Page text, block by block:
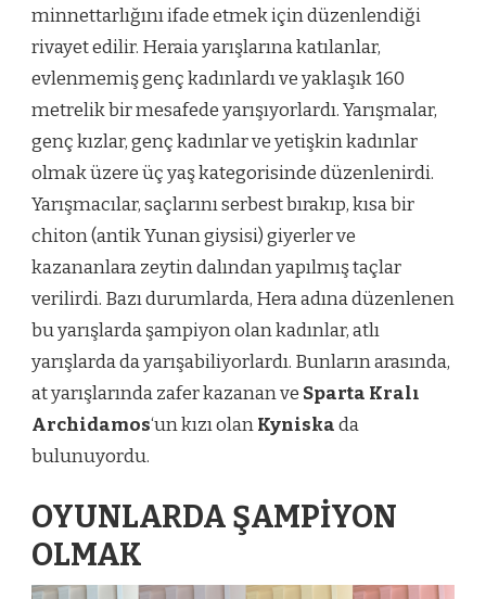
minnettarlığını ifade etmek için düzenlendiği
rivayet edilir. Heraia yarışlarına katılanlar,
evlenmemiş genç kadınlardı ve yaklaşık 160
metrelik bir mesafede yarışıyorlardı. Yarışmalar,
genç kızlar, genç kadınlar ve yetişkin kadınlar
olmak üzere üç yaş kategorisinde düzenlenirdi.
Yarışmacılar, saçlarını serbest bırakıp, kısa bir
chiton (antik Yunan giysisi) giyerler ve
kazananlara zeytin dalından yapılmış taçlar
verilirdi. Bazı durumlarda, Hera adına düzenlenen
bu yarışlarda şampiyon olan kadınlar, atlı
yarışlarda da yarışabiliyorlardı. Bunların arasında,
at yarışlarında zafer kazanan ve Sparta Kralı
Archidamos‘un kızı olanKyniskada
bulunuyordu.
OYUNLARDA ŞAMPİYON
OLMAK